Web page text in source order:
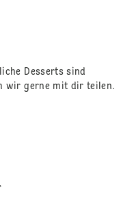
Desserts sind
wir gerne mit dir teilen.